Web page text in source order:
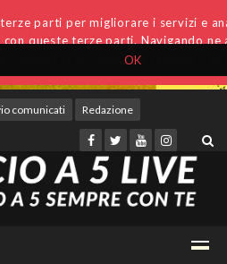
OK
parti per migliorare i servizi e
con queste terze parti. Navigando
comunicati Redazione